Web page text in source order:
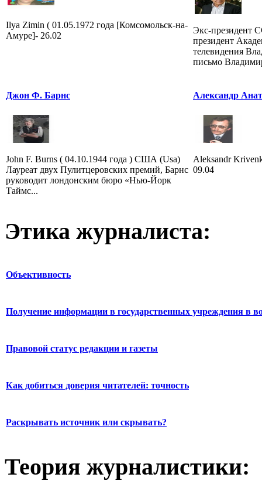
Ilya Zimin ( 01.05.1972 года [Комсомольск-на-
Амуре]- 26.02
Экс-президент
президент
телевидения
письмо
Джон Ф. Барнс
John F. Burns ( 04.10.1944 года ) США (Usa)
Лауреат двух Пулитцеровских премий, Барнс
руководит лондонским бюро «Нью-Йорк
Таймс...
Александр
Aleksandr
09.04
Этика журналиста:
Объективность
Получение информации в государственных учреждения в
Правовой статус редакции и газеты
Как добиться доверия читателей: точность
Раскрывать источник или скрывать?
Теория журналистики: